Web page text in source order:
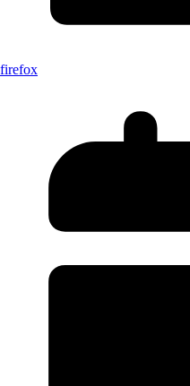
firefox